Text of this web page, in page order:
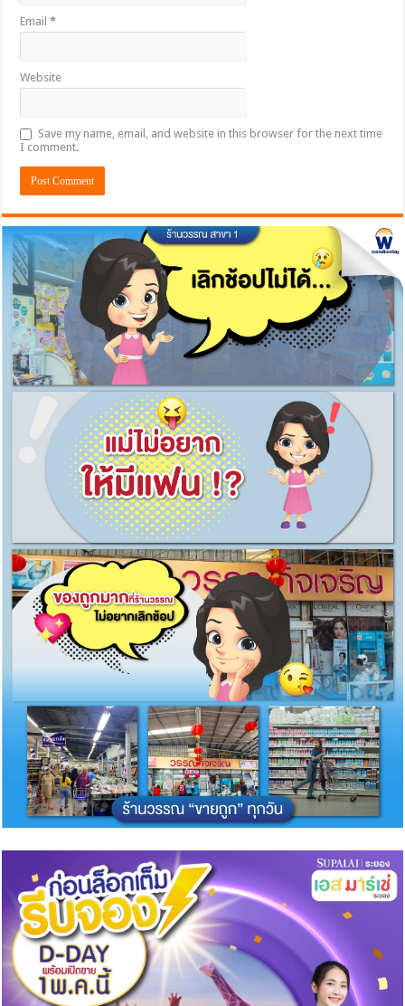
Email*
Website
Save my name, email, and website in this browser for the next time
I comment.